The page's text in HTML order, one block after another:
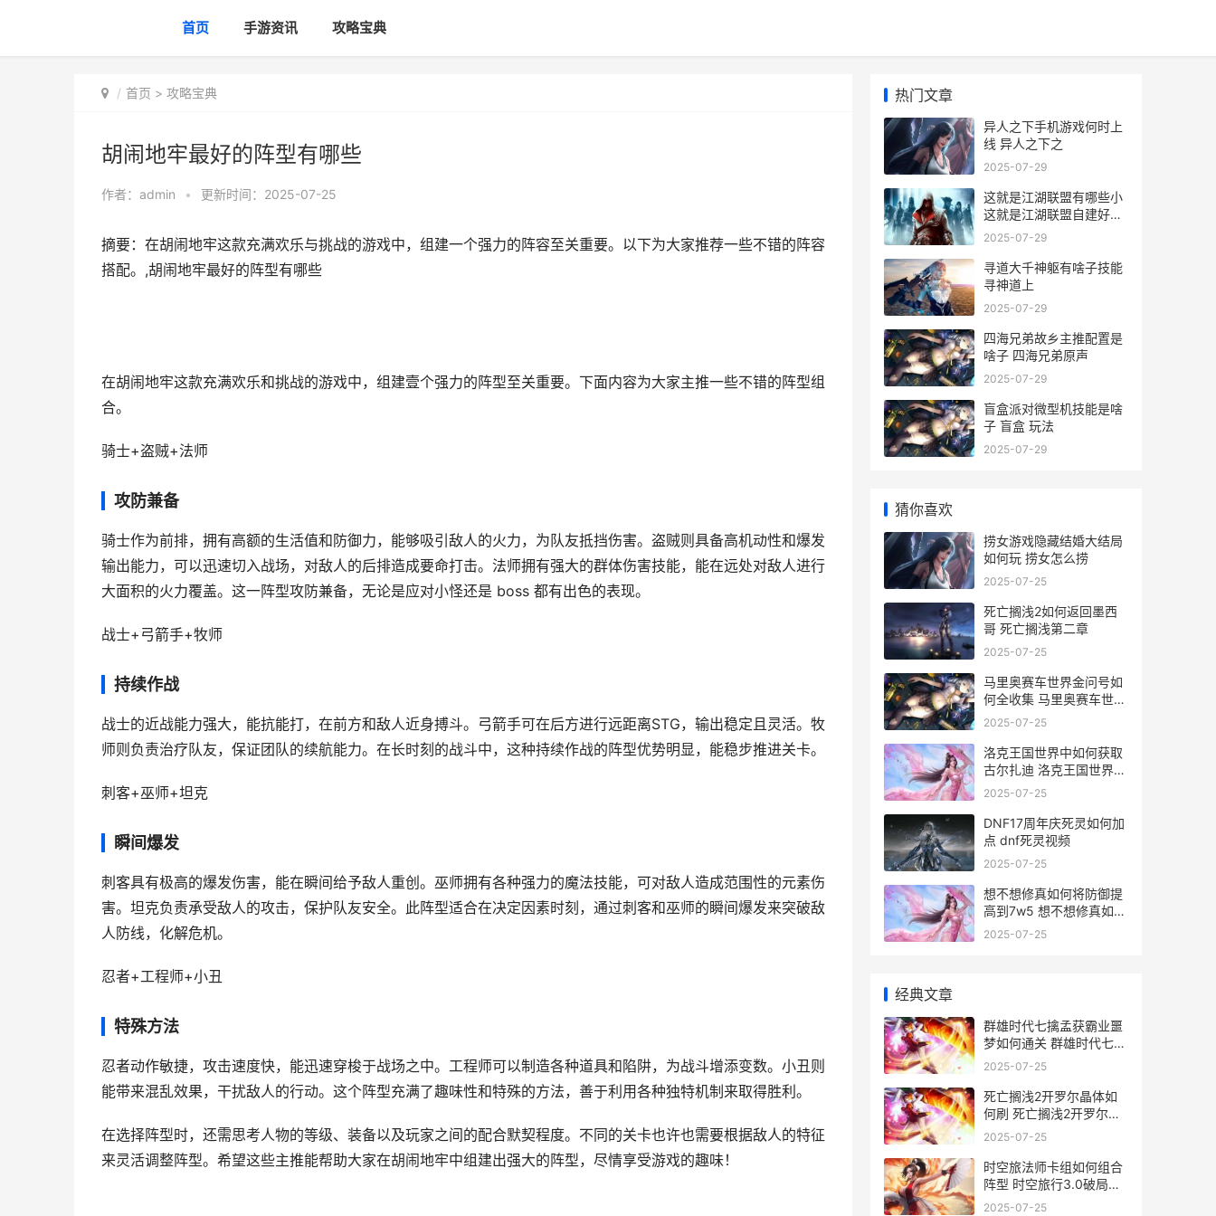
首页 手游资讯 攻略宝典
首页 > 攻略宝典
胡闹地牢最好的阵型有哪些
作者： admin • 更新时间：2025-07-25
摘要：在胡闹地牢这款充满欢乐与挑战的游戏中，组建一个强力的阵容至关重要。以下为大家推荐一些不错的阵容
搭配。,胡闹地牢最好的阵型有哪些
在胡闹地牢这款充满欢乐和挑战的游戏中，组建壹个强力的阵型至关重要。下面内容为大家主推一些不错的阵型组
合。
骑士+盗贼+法师
攻防兼备
骑士作为前排，拥有高额的生活值和防御力，能够吸引敌人的火力，为队友抵挡伤害。盗贼则具备高机动性和爆发
输出能力，可以迅速切入战场，对敌人的后排造成要命打击。法师拥有强大的群体伤害技能，能在远处对敌人进行
大面积的火力覆盖。这一阵型攻防兼备，无论是应对小怪还是 boss 都有出色的表现。
战士+弓箭手+牧师
持续作战
战士的近战能力强大，能抗能打，在前方和敌人近身搏斗。弓箭手可在后方进行远距离STG，输出稳定且灵活。牧
师则负责治疗队友，保证团队的续航能力。在长时刻的战斗中，这种持续作战的阵型优势明显，能稳步推进关卡。
刺客+巫师+坦克
瞬间爆发
刺客具有极高的爆发伤害，能在瞬间给予敌人重创。巫师拥有各种强力的魔法技能，可对敌人造成范围性的元素伤
害。坦克负责承受敌人的攻击，保护队友安全。此阵型适合在决定因素时刻，通过刺客和巫师的瞬间爆发来突破敌
人防线，化解危机。
忍者+工程师+小丑
特殊方法
忍者动作敏捷，攻击速度快，能迅速穿梭于战场之中。工程师可以制造各种道具和陷阱，为战斗增添变数。小丑则
能带来混乱效果，干扰敌人的行动。这个阵型充满了趣味性和特殊的方法，善于利用各种独特机制来取得胜利。
在选择阵型时，还需思考人物的等级、装备以及玩家之间的配合默契程度。不同的关卡也许也需要根据敌人的特征
来灵活调整阵型。希望这些主推能帮助大家在胡闹地牢中组建出强大的阵型，尽情享受游戏的趣味！
热门文章
异人之下手机游戏何时上
线 异人之下之
2025-07-29
这就是江湖联盟有哪些小
这就是江湖联盟自建好还
是加入散盟
2025-07-29
寻道大千神躯有啥子技能
寻神道上
2025-07-29
四海兄弟故乡主推配置是
啥子 四海兄弟原声
2025-07-29
盲盒派对微型机技能是啥
子 盲盒 玩法
2025-07-29
猜你喜欢
捞女游戏隐藏结婚大结局
如何玩 捞女怎么捞
2025-07-25
死亡搁浅2如何返回墨西
哥 死亡搁浅第二章
2025-07-25
马里奥赛车世界金问号如
何全收集 马里奥赛车世界
ns1能玩吗
2025-07-25
洛克王国世界中如何获取
古尔扎迪 洛克王国世界中
的精灵
2025-07-25
DNF17周年庆死灵如何加
点 dnf死灵视频
2025-07-25
想不想修真如何将防御提
高到7w5 想不想修真如何
获得灵石
2025-07-25
经典文章
群雄时代七擒孟获霸业噩
梦如何通关 群雄时代七擒
孟获
2025-07-25
死亡搁浅2开罗尔晶体如
何刷 死亡搁浅2开罗尔网
络全覆盖
2025-07-25
时空旅法师卡组如何组合
阵型 时空旅行3.0破局之
法
2025-07-25